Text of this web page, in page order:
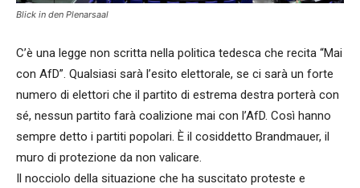
Blick in den Plenarsaal
C’è una legge non scritta nella politica tedesca che recita “Mai
con AfD”. Qualsiasi sarà l’esito elettorale, se ci sarà un forte
numero di elettori che il partito di estrema destra porterà con
sé, nessun partito farà coalizione mai con l’AfD. Così hanno
sempre detto i partiti popolari. È il cosiddetto Brandmauer, il
muro di protezione da non valicare.
Il nocciolo della situazione che ha suscitato proteste e